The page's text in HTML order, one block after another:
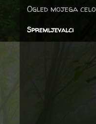
Ogled mojega
Spremljevalci